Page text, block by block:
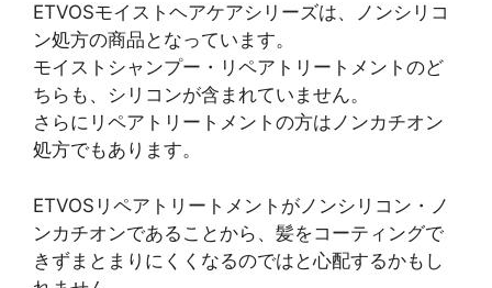
ETVOSモイストヘアケアシリーズは、ノンシリコ
ン処方の商品となっています。
モイストシャンプー・リペアトリートメントのど
ちらも、シリコンが含まれていません。
さらにリペアトリートメントの方はノンカチオン
処方でもあります。
ETVOSリペアトリートメントがノンシリコン・ノ
ンカチオンであることから、髪をコーティングで
きずまとまりにくくなるのではと心配するかもし